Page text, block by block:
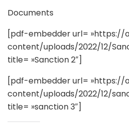
Documents
[pdf-embedder url=
content/uploads/2022/12/
title= »Sanction 2″]
[pdf-embedder url=
content/uploads/2022/12/
title= »sanction 3″]